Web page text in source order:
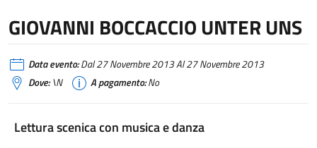
GIOVANNI BOCCACCIO UNTER UNS
Data evento:Dal 27 Novembre 2013 Al 27 Novembre 2013
Dove:\N A pagamento:No
Lettura scenica con musica e danza